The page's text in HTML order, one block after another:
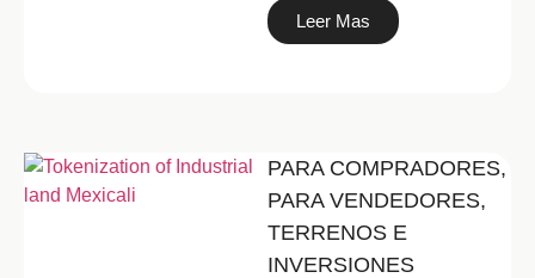
Leer Mas
PARA COMPRADORES,
PARA VENDEDORES,
TERRENOS E
INVERSIONES